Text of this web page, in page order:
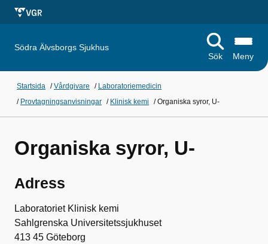
Södra Älvsborgs Sjukhus
Sök
Meny
Startsida /Vårdgivare / Laboratoriemedicin
/ Provtagningsanvisningar / Klinisk kemi /Organiska syror, U-
Organiska syror, U-
Adress
Laboratoriet Klinisk kemi
Sahlgrenska Universitetssjukhuset
413 45 Göteborg